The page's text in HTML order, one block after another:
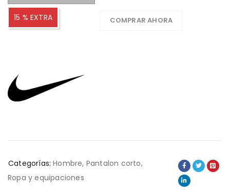
15 % EXTRA COMPRAR AHORA
Categorías: Hombre, Pantalon corto,
Ropa y equipaciones